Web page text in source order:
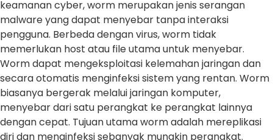
keamanan cyber, worm merupakan jenis serangan
malware yang dapat menyebar tanpa interaksi
pengguna. Berbeda dengan virus, worm tidak
memerlukan host atau file utama untuk menyebar.
Worm dapat mengeksploitasi kelemahan jaringan dan
secara otomatis menginfeksi sistem yang rentan. Worm
biasanya bergerak melalui jaringan komputer,
menyebar dari satu perangkat ke perangkat lainnya
dengan cepat. Tujuan utama worm adalah mereplikasi
diri dan menginfeksi sebanyak mungkin perangkat.